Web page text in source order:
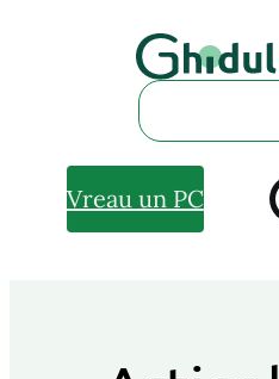
Vreau un PC